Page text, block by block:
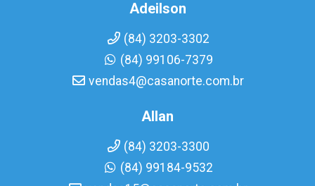
Adeilson
(84) 3203-3302
(84) 99106-7379
vendas4@casanorte.com.br
Allan
(84) 3203-3300
(84) 99184-9532